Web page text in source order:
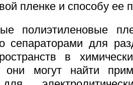
пленке и способу ее
полиэтиленовые
сепараторами для
в
они могут найти